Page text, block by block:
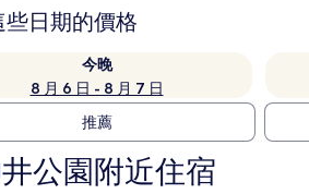
些日期的價格
今晚
8 月 6 日 - 8 月 7 日
推薦
公園附近住宿